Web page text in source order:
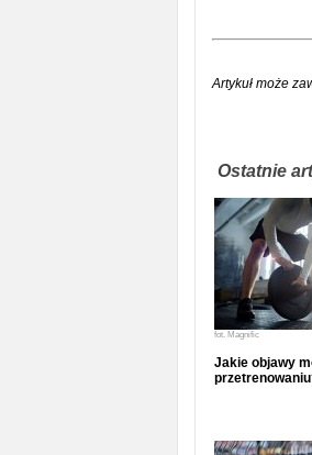
Artykuł może
Ostatnie
fot. Magnific
Jakie objawy